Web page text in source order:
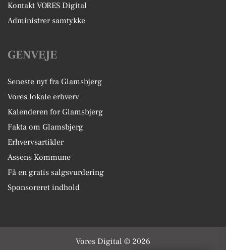
Kontakt VORES Digital
Administrer samtykke
GENVEJE
Seneste nyt fra Glamsbjerg
Vores lokale erhverv
Kalenderen for Glamsbjerg
Fakta om Glamsbjerg
Erhvervsartikler
Assens Kommune
Få en gratis salgsvurdering
Sponsoreret indhold
Vores Digital © 2026